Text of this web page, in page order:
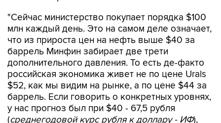
"Сейчас министерство покупает порядка $100
млн каждый день. Это на самом деле означает,
что из прироста цен на нефть выше $40 за
баррель Минфин забирает две трети
дополнительного давления. То есть де-факто
российская экономика живет не по цене Urals
$52, как мы видим на рынке, а по цене $44 за
баррель. Если говорить о конкретных уровнях,
у нас прогноз был при $40 - 67,5 рубля
(среднегодовой курс рубля к доллару - ИФ),